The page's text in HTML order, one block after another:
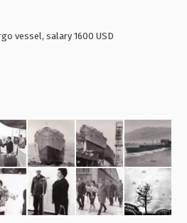
vessel, salary 1600 USD